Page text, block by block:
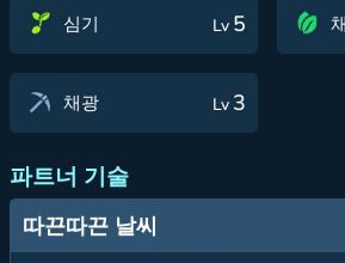
심기 Lv 5
채광 Lv 3
파트너 기술
따끈따끈 날씨